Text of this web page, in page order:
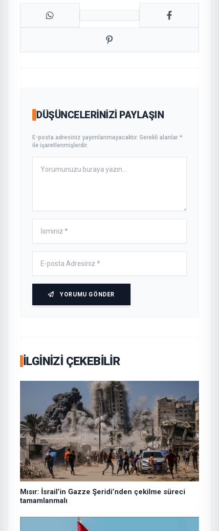
DÜŞÜNCELERINIZI PAYLAŞIN
E-posta adresiniz yayımlanmayacaktır. Gerekli alanlar *
ile işaretlenmişlerdir.
YORUMU GÖNDER
İLGINIZI ÇEKEBILIR
Mısır: İsrail’in Gazze Şeridi’nden çekilme süreci
tamamlanmalı